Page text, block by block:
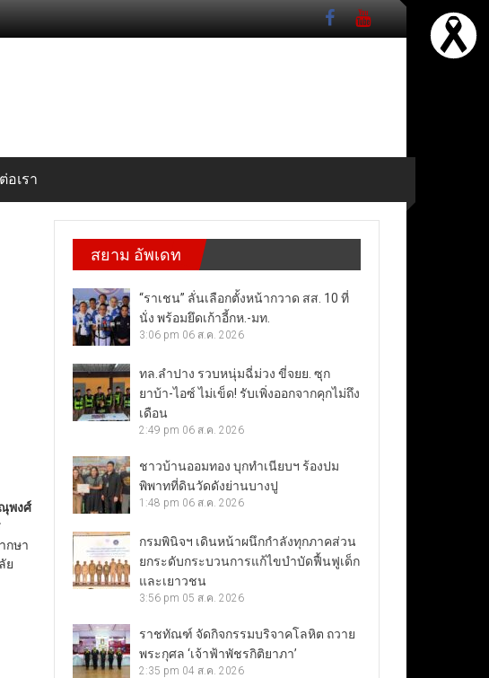
อเรา
พงศ์
กษา
ย
สยาม อัพเดท
“ราเชน” ลั่นเลือกตั้งหน้ากวาด สส. 10 ที่
นั่ง พร้อมยึดเก้าอี้กห.-มท.
3:06 pm 06 ส.ค. 2026
ทล.ลำปาง รวบหนุ่มฉี่ม่วง ขี่จยย. ซุก
ยาบ้า-ไอซ์ ไม่เข็ด! รับเพิ่งออกจากคุกไม่ถึง
เดือน
2:49 pm 06 ส.ค. 2026
ชาวบ้านออมทอง บุกทำเนียบฯ ร้องปม
พิพาทที่ดินวัดดังย่านบางปู
1:48 pm 06 ส.ค. 2026
กรมพินิจฯ เดินหน้าผนึกกำลังทุกภาคส่วน
ยกระดับกระบวนการแก้ไขบำบัดฟื้นฟูเด็ก
และเยาวชน
3:56 pm 05 ส.ค. 2026
ราชทัณฑ์ จัดกิจกรรมบริจาคโลหิต ถวาย
พระกุศล ‘เจ้าฟ้าพัชรกิติยาภา’
2:35 pm 04 ส.ค. 2026